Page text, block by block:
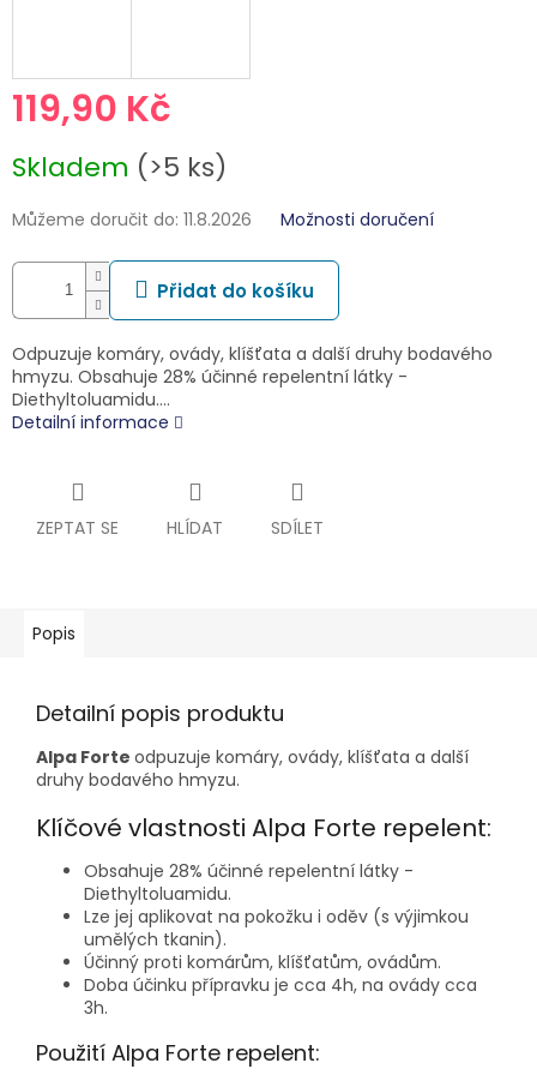
119,90 Kč
cena:
Skladem (>5 ks)
Můžeme doručit do: 11.8.2026 Možnosti doručení
Přidat do košíku
Odpuzuje komáry, ovády, klíšťata a další druhy bodavého
hmyzu. Obsahuje 28% účinné repelentní látky -
Diethyltoluamidu.…
Detailní informace
ZEPTAT SE HLÍDAT SDÍLET
Popis
Detailní popis produktu
Alpa Forte odpuzuje komáry, ovády, klíšťata a další
druhy bodavého hmyzu.
Klíčové vlastnosti Alpa Forte repelent:
Obsahuje 28% účinné repelentní látky -
Diethyltoluamidu.
Lze jej aplikovat na pokožku i oděv (s výjimkou
umělých tkanin).
Účinný proti komárům, klíšťatům, ovádům.
Doba účinku přípravku je cca 4h, na ovády cca
3h.
Použití Alpa Forte repelent: